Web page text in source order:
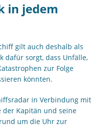
in jedem
gilt auch deshalb als
dafür sorgt, dass Unfälle,
zur Folge
könnten.
in Verbindung mit
der Kapitän und seine
um die Uhr zur